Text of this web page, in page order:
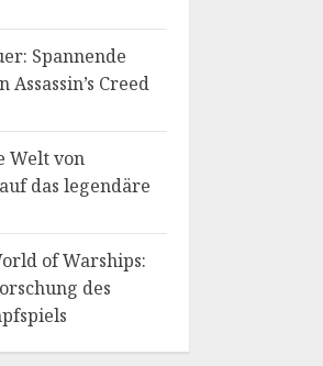
Spannende
Creed
Welt von
das legendäre
of Warships:
des